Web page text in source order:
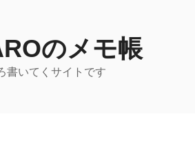
のメモ帳
書いてくサイトです